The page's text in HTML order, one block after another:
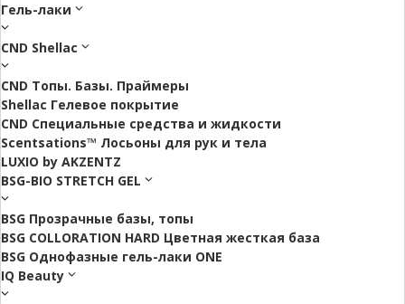
Гель-лаки
CND Shellac
CND Топы. Базы. Праймеры
Shellac Гелевое покрытие
CND Специальные средства и жидкости
Scentsations™ Лосьоны для рук и тела
LUXIO by AKZENTZ
BSG-BIO STRETCH GEL
BSG Прозрачные базы, топы
BSG COLLORATION HARD Цветная жесткая база
BSG Однофазные гель-лаки ONE
IQ Beauty